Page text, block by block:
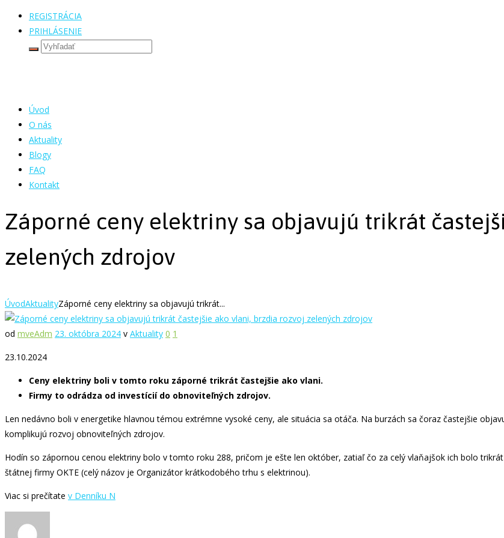
REGISTRÁCIA
PRIHLÁSENIE
Úvod
O nás
Aktuality
Blogy
FAQ
Kontakt
Záporné ceny elektriny sa objavujú trikrát
zelených zdrojov
ÚvodAktualityZáporné ceny elektriny sa objavujú trikrát...
od mveAdm 23. októbra 2024 v Aktuality 0 1
23.10.2024
Ceny elektriny boli v tomto roku záporné trikrát častejšie ako vlani.
Firmy to odrádza od investícií do obnoviteľných zdrojov.
Len nedávno boli v energetike hlavnou témou extrémne vysoké ceny, ale situácia sa otáča. Na burzách sa čoraz častejšie
komplikujú rozvoj obnoviteľných zdrojov.
Hodín so zápornou cenou elektriny bolo v tomto roku 288, pričom je ešte len október, zatiaľ čo za celý vlaňajšok ich bolo
štátnej firmy OKTE (celý názov je Organizátor krátkodobého trhu s elektrinou).
Viac si prečítate v Denníku N